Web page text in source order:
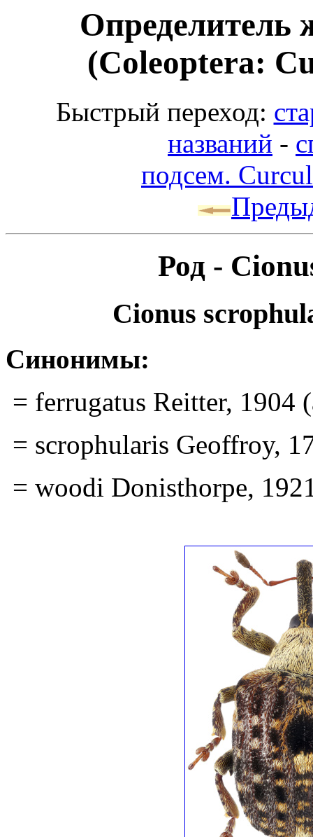
Определитель
(Coleoptera:
Быстрый переход:
названий -
подсем.
Род -
Cionus
Синонимы:
= ferrugatus Reitter, 1904
= scrophularis Geoffroy,
= woodi Donisthorpe,